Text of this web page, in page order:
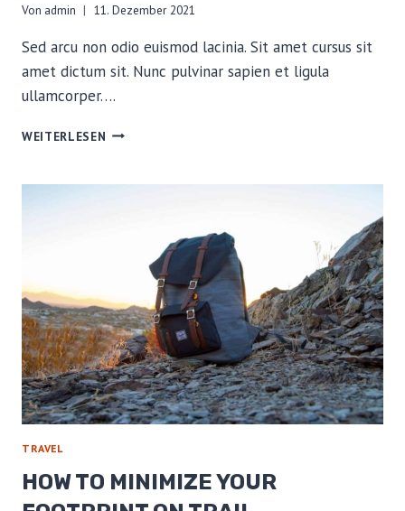
Von admin 11. Dezember 2021
Sed arcu non odio euismod lacinia. Sit amet cursus sit
amet dictum sit. Nunc pulvinar sapien et ligula
ullamcorper….
WEITERLESEN FROM
ALASKA
TRAVEL
HOW TO MINIMIZE YOUR